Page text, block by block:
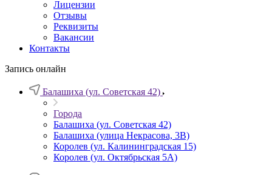
Лицензии
Отзывы
Реквизиты
Вакансии
Контакты
Запись онлайн
Балашиха (ул. Советская 42)
Города
Балашиха (ул. Советская 42)
Балашиха (улица Некрасова, 3В)
Королев (ул. Калининградская 15)
Королев (ул. Октябрьская 5А)